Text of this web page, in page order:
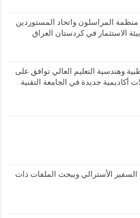
المراسلون واتحاد المستوردين
الاستثمار في كردستان العراق
وهندسية التعليم العالي توافق على
أكاديمية جديدة في الجامعة التقنية
السفير الأسترالي ويبحث الملفات ذات